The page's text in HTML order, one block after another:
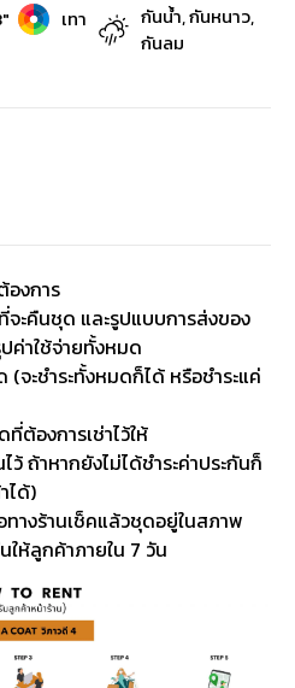
เทา
กันน้ำ, กันหนาว,
กันลม
องการ
จะคืนชุด และรูปแบบการส่งของ
ปค่าใช้จ่ายทั้งหมด
(จะชำระทั้งหมดก็ได้ หรือชำระแค่
ต้องการเช่าไว้ให้
ถ้าหากยังไม่ได้ชำระค่าประกันก็
ได้)
างร้านเช็คแล้วชุดอยู่ในสภาพ
ห้ลูกค้าภายใน 7 วัน